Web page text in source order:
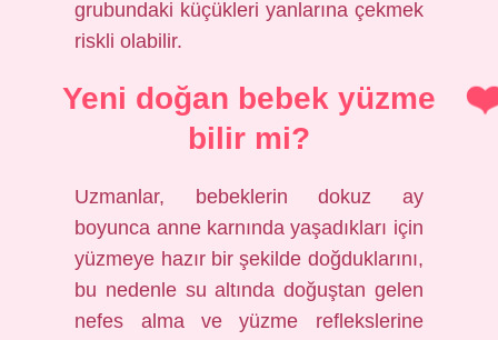
grubundaki küçükleri yanlarına çekmek
riskli olabilir.
Yeni doğan bebek yüzme
bilir mi?
Uzmanlar, bebeklerin dokuz ay
boyunca anne karnında yaşadıkları için
yüzmeye hazır bir şekilde doğduklarını,
bu nedenle su altında doğuştan gelen
nefes alma ve yüzme reflekslerine